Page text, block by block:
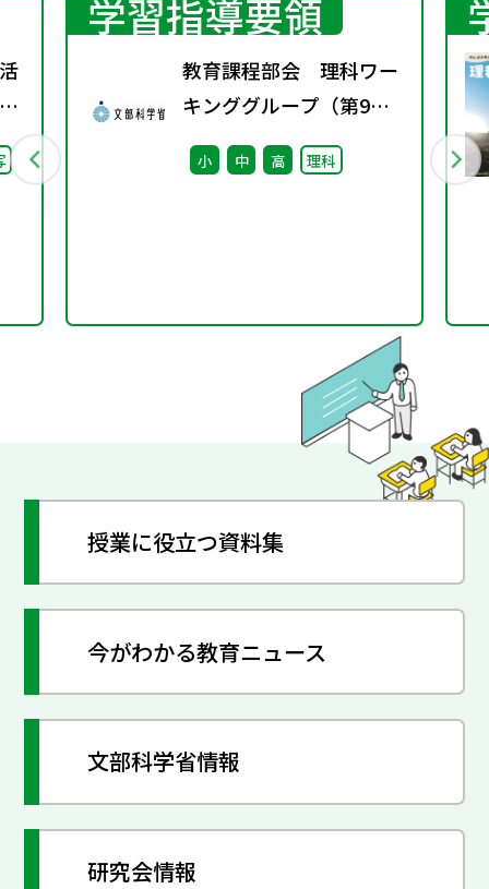
学習指導要領
教育課程部会 理科ワー
キンググループ（第9
回） 配付資料
小 中 高 理科
授業に役立つ資料集
今がわかる教育ニュース
文部科学省情報
研究会情報